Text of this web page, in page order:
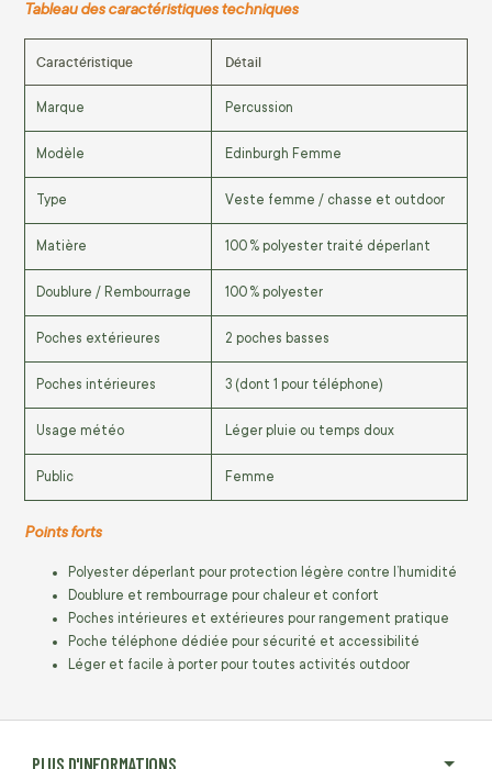
PLUS D'INFORMATIONS
Tableau des caractéristiques techniques
Caractéristique Détail
Marque Percussion
Modèle Edinburgh Femme
Type Veste femme / chasse et outdoor
Matière 100 % polyester traité déperlant
Doublure / Rembourrage 100 % polyester
Poches extérieures 2 poches basses
Poches intérieures 3 (dont 1 pour téléphone)
Usage météo Léger pluie ou temps doux
Public Femme
Points forts
Polyester déperlant pour protection légère contre l’humidité
Doublure et rembourrage pour chaleur et confort
Poches intérieures et extérieures pour rangement pratique
Poche téléphone dédiée pour sécurité et accessibilité
Léger et facile à porter pour toutes activités outdoor